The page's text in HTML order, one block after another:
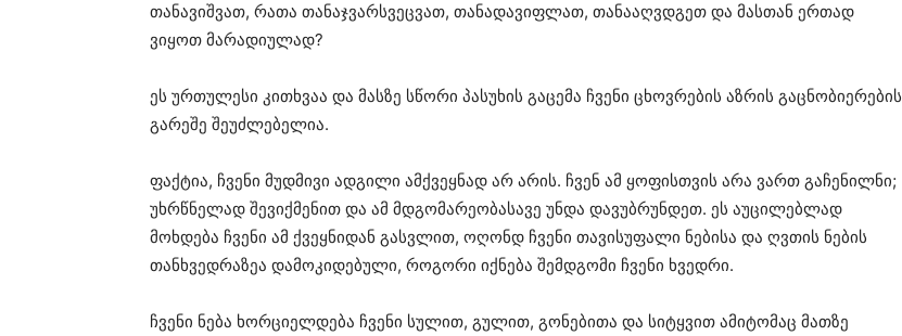
თანავიშვათ, რათა თანაჯვარსვეცვათ, თანადავიფლათ, თანააღვდგეთ და მასთან ერთად
ვიყოთ მარადიულად?
ეს ურთულესი კითხვაა და მასზე სწორი პასუხის გაცემა ჩვენი ცხოვრების აზრის გაცნობიერების
გარეშე შეუძლებელია.
ფაქტია, ჩვენი მუდმივი ადგილი ამქვეყნად არ არის. ჩვენ ამ ყოფისთვის არა ვართ გაჩენილნი;
უხრწნელად შევიქმენით და ამ მდგომარეობასავე უნდა დავუბრუნდეთ. ეს აუცილებლად
მოხდება ჩვენი ამ ქვეყნიდან გასვლით, ოღონდ ჩვენი თავისუფალი ნებისა და ღვთის ნების
თანხვედრაზეა დამოკიდებული, როგორი იქნება შემდგომი ჩვენი ხვედრი.
ჩვენი ნება ხორციელდება ჩვენი სულით, გულით, გონებითა და სიტყვით ამიტომაც მათზე